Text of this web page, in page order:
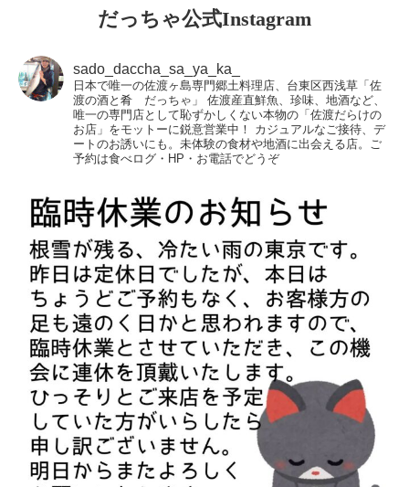
だっちゃ公式Instagram
sado_daccha_sa_ya_ka_
日本で唯一の佐渡ヶ島専門郷土料理店、台東区西浅草「佐
渡の酒と肴 だっちゃ」
佐渡産直鮮魚、珍味、地酒など、
唯一の専門店として恥ずかしくない本物の「佐渡だらけの
お店」をモットーに鋭意営業中！
カジュアルなご接待、デ
ートのお誘いにも。未体験の食材や地酒に出会える店。ご
予約は食べログ・HP・お電話でどうぞ